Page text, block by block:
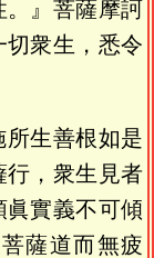
。』菩薩摩訶
衆生，悉令
所生善根如是
行，衆生見者
眞實義不可傾
薩道而無疲